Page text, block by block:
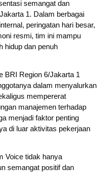
semangat dan
1. Dalam berbagai
peringatan hari besar,
resmi, tim ini mampu
hidup dan penuh
BRI Region 6/Jakarta 1
dalam menyalurkan
mempererat
manajemen terhadap
menjadi faktor penting
di luar aktivitas pekerjaan
Voice tidak hanya
semangat positif dan